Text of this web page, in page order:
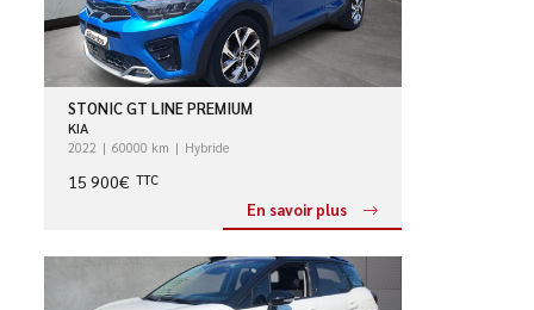
STONIC GT LINE PREMIUM
KIA
2022 60000 km Hybride
15 900€ TTC
En savoir plus